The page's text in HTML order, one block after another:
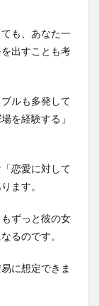
も、あなた一
出すことも考
ルも多発して
を経験する」
恋愛に対して
ます。
ずっと彼の女
るのです。
に想定できま